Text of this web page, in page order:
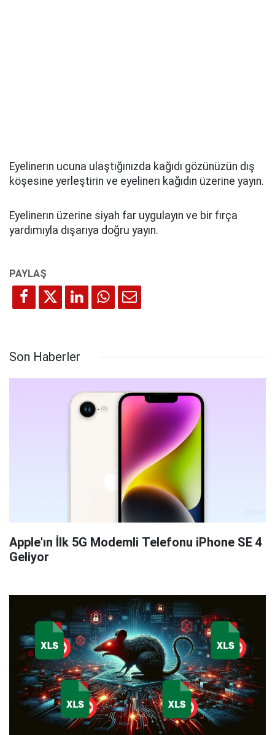
Eyelinerın ucuna ulaştığınızda kağıdı gözünüzün dış
köşesine yerleştirin ve eyelinerı kağıdın üzerine yayın.
Eyelinerın üzerine siyah far uygulayın ve bir fırça
yardımıyla dışarıya doğru yayın.
Son Haberler
Apple'ın İlk 5G Modemli Telefonu iPhone SE 4
Geliyor